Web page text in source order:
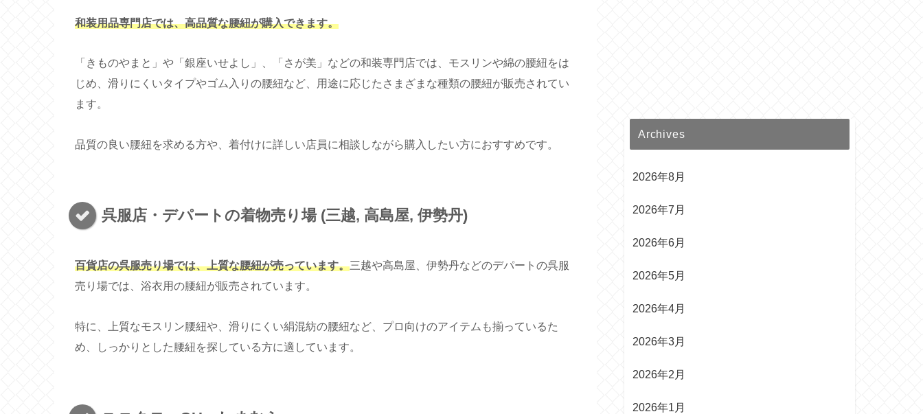
和装用品専門店では、高品質な腰紐が購入できます。
「きものやまと」や「銀座いせよし」、「さが美」などの和装専門店では、モスリンや綿の腰紐をは
じめ、滑りにくいタイプやゴム入りの腰紐など、用途に応じたさまざまな種類の腰紐が販売されてい
ます。
品質の良い腰紐を求める方や、着付けに詳しい店員に相談しながら購入したい方におすすめです。
呉服店・デパートの着物売り場 (三越, 高島屋, 伊勢丹)
百貨店の呉服売り場では、上質な腰紐が売っています。三越や高島屋、伊勢丹などのデパートの呉服
売り場では、浴衣用の腰紐が販売されています。
特に、上質なモスリン腰紐や、滑りにくい絹混紡の腰紐など、プロ向けのアイテムも揃っているた
め、しっかりとした腰紐を探している方に適しています。
Archives
2026年8月
2026年7月
2026年6月
2026年5月
2026年4月
2026年3月
2026年2月
2026年1月